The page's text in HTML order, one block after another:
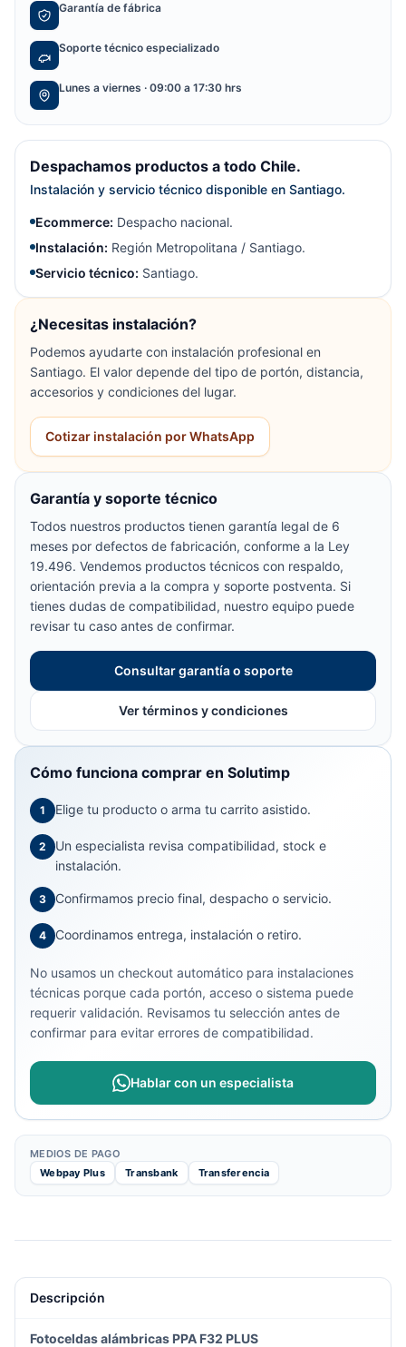
Garantía de fábrica
Soporte técnico especializado
Lunes a viernes · 09:00 a 17:30 hrs
Despachamos productos a todo Chile.
Instalación y servicio técnico disponible en Santiago.
Ecommerce: Despacho nacional.
Instalación: Región Metropolitana / Santiago.
Servicio técnico: Santiago.
¿Necesitas instalación?
Podemos ayudarte con instalación profesional en
Santiago. El valor depende del tipo de portón, distancia,
accesorios y condiciones del lugar.
Cotizar instalación por WhatsApp
Garantía y soporte técnico
Todos nuestros productos tienen garantía legal de 6
meses por defectos de fabricación, conforme a la Ley
19.496. Vendemos productos técnicos con respaldo,
orientación previa a la compra y soporte postventa. Si
tienes dudas de compatibilidad, nuestro equipo puede
revisar tu caso antes de confirmar.
Consultar garantía o soporte
Ver términos y condiciones
Cómo funciona comprar en Solutimp
1 Elige tu producto o arma tu carrito asistido.
2
Un especialista revisa compatibilidad, stock e
instalación.
3 Confirmamos precio final, despacho o servicio.
4 Coordinamos entrega, instalación o retiro.
No usamos un checkout automático para instalaciones
técnicas porque cada portón, acceso o sistema puede
requerir validación. Revisamos tu selección antes de
confirmar para evitar errores de compatibilidad.
Hablar con un especialista
MEDIOS DE PAGO
Webpay Plus
Transbank Transferencia
Descripción
Fotoceldas alámbricas PPA F32 PLUS